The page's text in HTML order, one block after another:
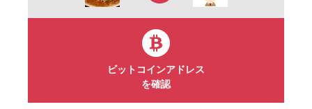
ビットコインアドレス
を確認